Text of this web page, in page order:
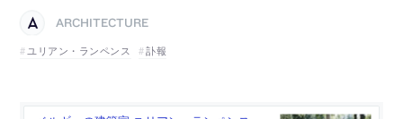
ARCHITECTURE
ユリアン・ランペンス
訃報